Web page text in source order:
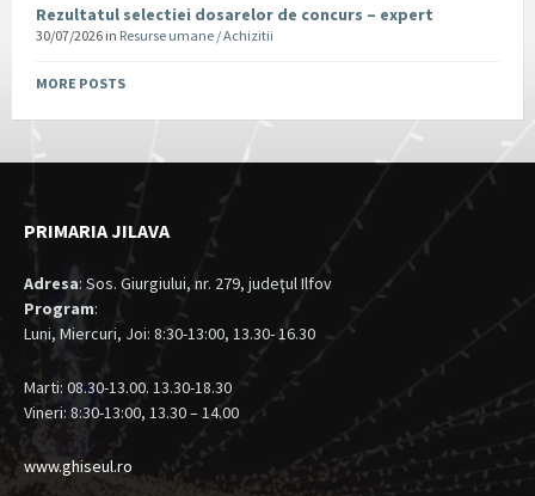
Rezultatul selectiei dosarelor de concurs – expert
30/07/2026 in Resurse umane / Achizitii
MORE POSTS
PRIMARIA JILAVA
Adresa: Sos. Giurgiului, nr. 279, judeţul Ilfov
Program:
Luni, Miercuri, Joi: 8:30-13:00, 13.30- 16.30
Marti: 08.30-13.00. 13.30-18.30
Vineri: 8:30-13:00, 13.30 – 14.00
www.ghiseul.ro